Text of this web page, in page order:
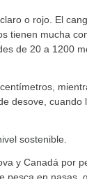
o rojo. El
tienen mucha
de 20 a 1200
desove, cuando
sostenible.
y Canadá por